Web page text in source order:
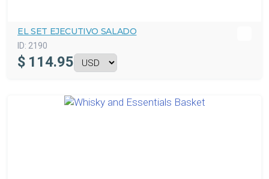
EL SET EJECUTIVO SALADO
ID: 2190
$ 114.95